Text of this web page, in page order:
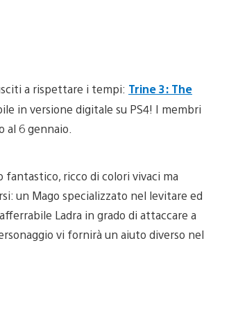
a rispettare i tempi: Trine 3: The
in versione digitale su PS4! I membri
6 gennaio.
ricco di colori vivaci ma
un Mago specializzato nel levitare ed
Ladra in grado di attaccare a
vi fornirà un aiuto diverso nel